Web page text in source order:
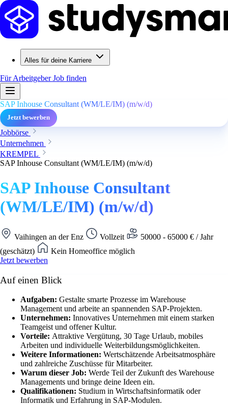
Alles für deine Karriere
Für ArbeitgeberJob finden
SAP Inhouse Consultant (WM/LE/IM) (m/w/d)
Jetzt bewerben
Jobbörse
Unternehmen
KREMPEL
SAP Inhouse Consultant (WM/LE/IM) (m/w/d)
SAP Inhouse Consultant
(WM/LE/IM) (m/w/d)
Vaihingen an der Enz Vollzeit
50000 - 65000 € / Jahr
(geschätzt)
Kein Homeoffice möglich
Jetzt bewerben
Auf einen Blick
Aufgaben: Gestalte smarte Prozesse im Warehouse
Management und arbeite an spannenden SAP-Projekten.
Unternehmen: Innovatives Unternehmen mit einem starken
Teamgeist und offener Kultur.
Vorteile: Attraktive Vergütung, 30 Tage Urlaub, mobiles
Arbeiten und individuelle Weiterbildungsmöglichkeiten.
Weitere Informationen: Wertschätzende Arbeitsatmosphäre
und zahlreiche Zuschüsse für Mitarbeiter.
Warum dieser Job: Werde Teil der Zukunft des Warehouse
Managements und bringe deine Ideen ein.
Qualifikationen: Studium in Wirtschaftsinformatik oder
Informatik und Erfahrung in SAP-Modulen.